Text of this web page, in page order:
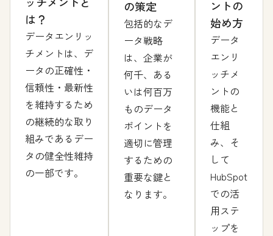
は？
データエンリッ
チメントは、デ
ータの正確性・
信頼性・最新性
を維持するため
の継続的な取り
組みであるデー
タの健全性維持
の一部です。
の策定
包括的なデ
ータ戦略
は、企業が
何千、ある
いは何百万
ものデータ
ポイントを
適切に管理
するための
重要な鍵と
なります。
ントの
始め方
データ
エンリ
ッチメ
ントの
機能と
仕組
み、そ
して
HubSpot
での活
用ステ
ップを